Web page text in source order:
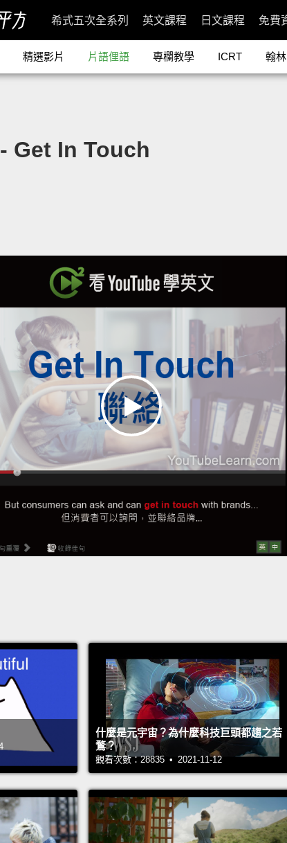
希式五次全系列 英文課程 日文課程 免費
精選影片 片語俚語 專欄教學 ICRT 翰林
- Get In Touch
什麼是元宇宙？為什麼科技巨頭都趨之若
鶩？
觀看次數：28835 • 2021-11-12